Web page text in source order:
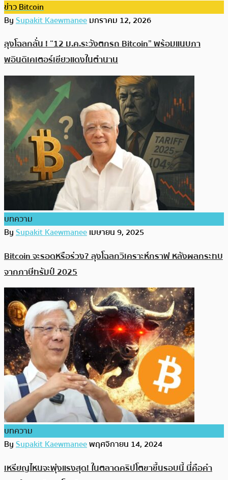
ข่าว Bitcoin
BySupakit Kaewmaneeมกราคม 12, 2026
ลุงโฉลกลั่น ! “12 ม.ค.ระวังตกรถ Bitcoin” พร้อมแนบภา
พอินดิเคเตอร์เขียวแดงในตำนาน
บทความ
BySupakit Kaewmaneeเมษายน 9, 2025
Bitcoin จะรอดหรือร่วง? ลุงโฉลกวิเคราะห์กราฟ หลังผลกระทบ
จากภาษีทรัมป์ 2025
บทความ
BySupakit Kaewmaneeพฤศจิกายน 14, 2024
เหรียญไหนจะพุ่งแรงสุด! ในตลาดคริปโตขาขึ้นรอบนี้ นี่คือคำ